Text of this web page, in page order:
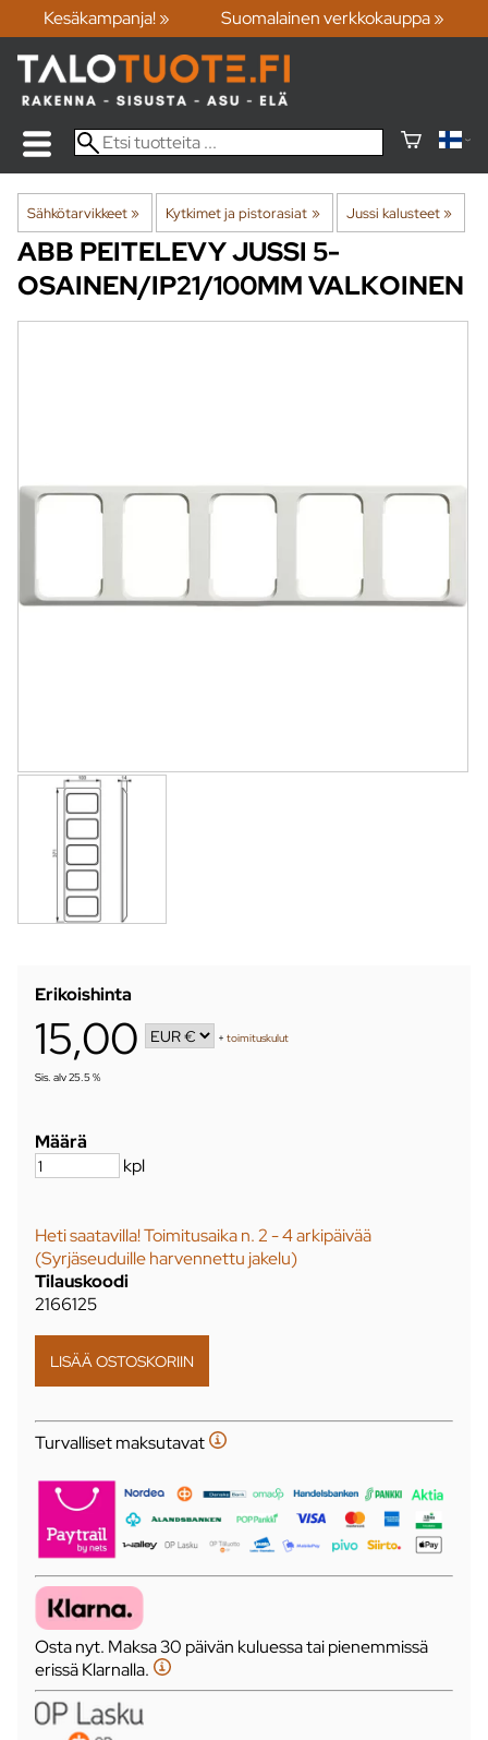
Kesäkampanja! » Suomalainen verkkokauppa »
Sähkötarvikkeet‪» Kytkimet ja pistorasiat ‪» Jussi kalusteet‪»
ABB PEITELEVY JUSSI 5-
OSAINEN/IP21/100MM VALKOINEN
Erikoishinta
15,00 +toimituskulut
Sis. alv 25.5 %
Määrä
kpl
Heti saatavilla! Toimitusaika n. 2 - 4 arkipäivää
(Syrjäseuduille harvennettu jakelu)
Tilauskoodi
2166125
Turvalliset maksutavat
Osta nyt. Maksa 30 päivän kuluessa tai pienemmissä
erissä Klarnalla.